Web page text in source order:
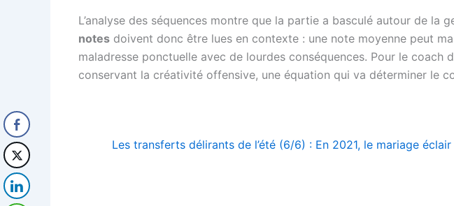
L’analyse des séquences montre que la partie a basculé autour de
notes doivent donc être lues en contexte : une note moyenne peut
maladresse ponctuelle avec de lourdes conséquences. Pour le
conservant la créativité offensive, une équation qui va déterminer le
Les transferts délirants de l’été (6/6) : En 2021, le mariage